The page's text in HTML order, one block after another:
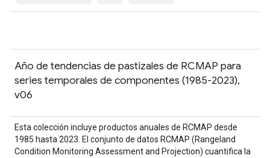
Año de tendencias de pastizales de RCMAP para
series temporales de componentes (1985-2023),
v06
Esta colección incluye productos anuales de RCMAP desde
1985 hasta 2023. El conjunto de datos RCMAP (Rangeland
Condition Monitoring Assessment and Projection) cuantifica la